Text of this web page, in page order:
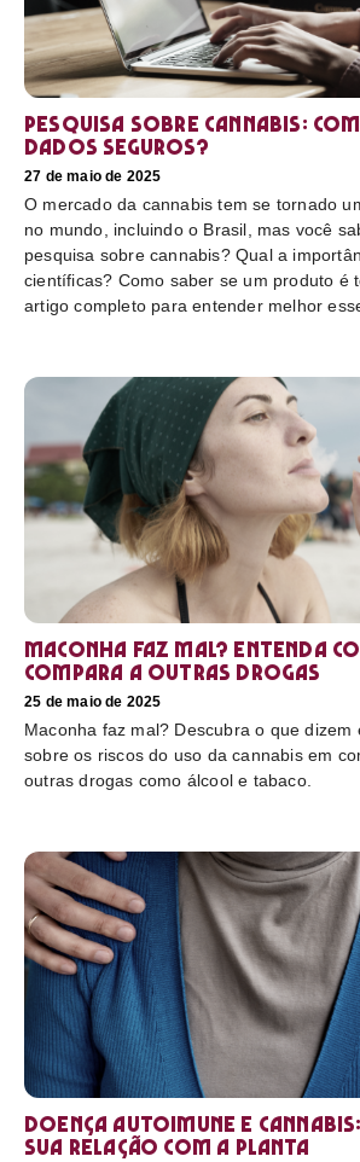
Pesquisa sobre cannabis:
dados seguros?
27 de maio de 2025
O mercado da cannabis tem se tornado
no mundo, incluindo o Brasil, mas você
pesquisa sobre cannabis? Qual a
científicas? Como saber se um produto é
artigo completo para entender melhor
Maconha faz mal? Entenda
compara a outras drogas
25 de maio de 2025
Maconha faz mal? Descubra o que dizem
sobre os riscos do uso da cannabis em
outras drogas como álcool e tabaco.
Doença autoimune e
sua relação com a planta